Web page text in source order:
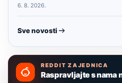
6. 8. 2026.
Sve novosti
REDDIT ZAJEDNICA
Raspravljajte s nama